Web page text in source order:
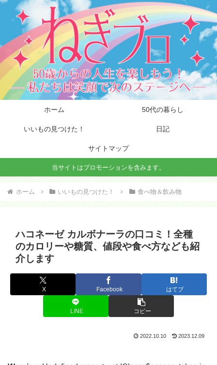
ホーム 50代の暮らし
いいもの見つけた！ 日記
サイトマップ
当サイトはプロモーションを含みます。
ホーム いいもの見つけた！ 食べ物＆飲み物
ハコネーゼ カルボナーラの口コミ！全種
のカロリーや糖質、値段や食べ方なども紹
介します
X Facebook はてブ
LINE コピー
2022.10.10 2023.12.09